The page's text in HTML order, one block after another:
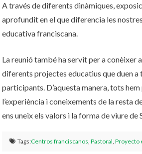
A través de diferents dinàmiques,
aprofundit en el que diferencia les
educativa franciscana.
La reunió també ha servit per a conèixer
diferents projectes educatius que duen a
participants. D’aquesta manera, tots
l’experiència i coneixements de la resta
ens uneix els valors i la forma de viure de
Tags:Centros franciscanos,Pastoral,Proyecto